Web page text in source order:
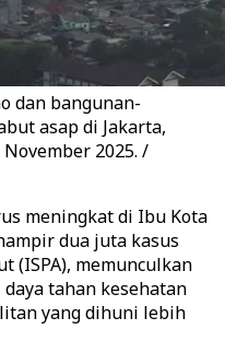
dan bangunan-
asap di Jakarta,
2025. /
meningkat di Ibu Kota
dua juta kasus
(ISPA), memunculkan
tahan kesehatan
yang dihuni lebih